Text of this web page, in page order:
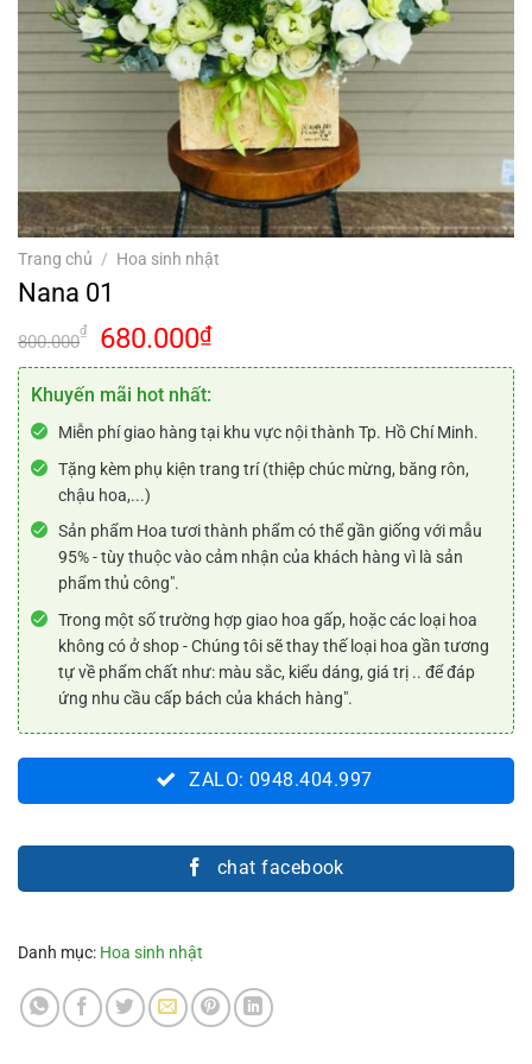
Trang chủ / Hoa sinh nhật
Nana 01
800.000
₫
Giá
gốc
là:
800.000₫.
680.000₫Giá
hiện
tại
là:
680.000₫.
Khuyến mãi hot nhất:
Miễn phí giao hàng tại khu vực nội thành Tp. Hồ Chí Minh.
Tặng kèm phụ kiện trang trí (thiệp chúc mừng, băng rôn,
chậu hoa,...)
Sản phẩm Hoa tươi thành phẩm có thể gần giống với mẫu
95% - tùy thuộc vào cảm nhận của khách hàng vì là sản
phẩm thủ công".
Trong một số trường hợp giao hoa gấp, hoặc các loại hoa
không có ở shop - Chúng tôi sẽ thay thế loại hoa gần tương
tự về phẩm chất như: màu sắc, kiểu dáng, giá trị .. để đáp
ứng nhu cầu cấp bách của khách hàng".
ZALO: 0948.404.997
chat facebook
Danh mục: Hoa sinh nhật